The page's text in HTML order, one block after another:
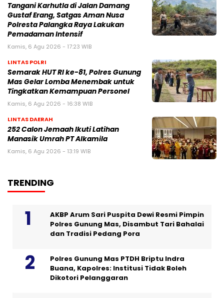
Tangani Karhutla di Jalan Damang
Gustaf Erang, Satgas Aman Nusa
Polresta Palangka Raya Lakukan
Pemadaman Intensif
Kamis, 6 Agu 2026 - 17:23 WIB
LINTAS POLRI
Semarak HUT RI ke-81, Polres Gunung
Mas Gelar Lomba Menembak untuk
Tingkatkan Kemampuan Personel
Kamis, 6 Agu 2026 - 16:38 WIB
LINTAS DAERAH
252 Calon Jemaah Ikuti Latihan
Manasik Umrah PT Alkamila
Kamis, 6 Agu 2026 - 13:19 WIB
TRENDING
AKBP Arum Sari Puspita Dewi Resmi Pimpin
Polres Gunung Mas, Disambut Tari Bahalai
dan Tradisi Pedang Pora
Polres Gunung Mas PTDH Briptu Indra
Buana, Kapolres: Institusi Tidak Boleh
Dikotori Pelanggaran